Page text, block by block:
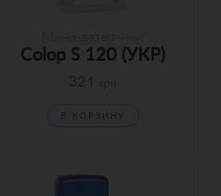
Colop S 120 (УКР)
321 грн
В КОРЗИНУ